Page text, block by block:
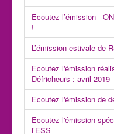
Ecoutez l’émission -
!
L’émission estivale de
Ecoutez l'émission
Défricheurs : avril 2019
Ecoutez l'émission de
Ecoutez l'émission
l’ESS